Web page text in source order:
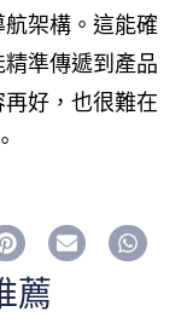
架構。這能確
準傳遞到產品
好，也很難在
薦